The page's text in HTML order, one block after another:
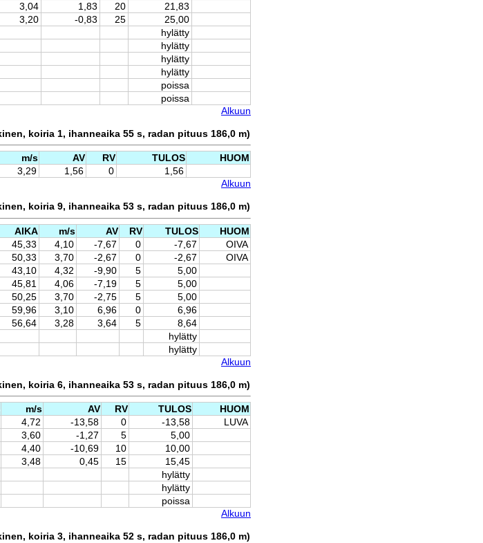
3,04 1,83 20
21,83
3,20 -0,83 25
25,00
hylätty
hylätty
hylätty
hylätty
poissa
poissa
Alkuun
koiria 1, ihanneaika 55 s, radan pituus 186,0 m)
m/s AV RV TULOS
HUOM
3,29 1,56 0
1,56
Alkuun
koiria 9, ihanneaika 53 s, radan pituus 186,0 m)
AIKA m/s AV RV TULOS
HUOM
45,33 4,10 -7,67 0 -7,67
OIVA
50,33 3,70 -2,67 0 -2,67
OIVA
43,10 4,32 -9,90 5
5,00
45,81 4,06 -7,19 5
5,00
50,25 3,70 -2,75 5
5,00
59,96 3,10 6,96 0
6,96
56,64 3,28 3,64 5
8,64
hylätty
hylätty
Alkuun
koiria 6, ihanneaika 53 s, radan pituus 186,0 m)
m/s AV RV TULOS
HUOM
4,72 -13,58 0 -13,58
LUVA
3,60 -1,27 5
5,00
4,40 -10,69 10
10,00
3,48 0,45 15
15,45
hylätty
hylätty
poissa
Alkuun
koiria 3, ihanneaika 52 s, radan pituus 186,0 m)